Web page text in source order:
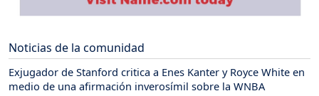
Noticias de la comunidad
Exjugador de Stanford critica a Enes Kanter y Royce White en
medio de una afirmación inverosímil sobre la WNBA